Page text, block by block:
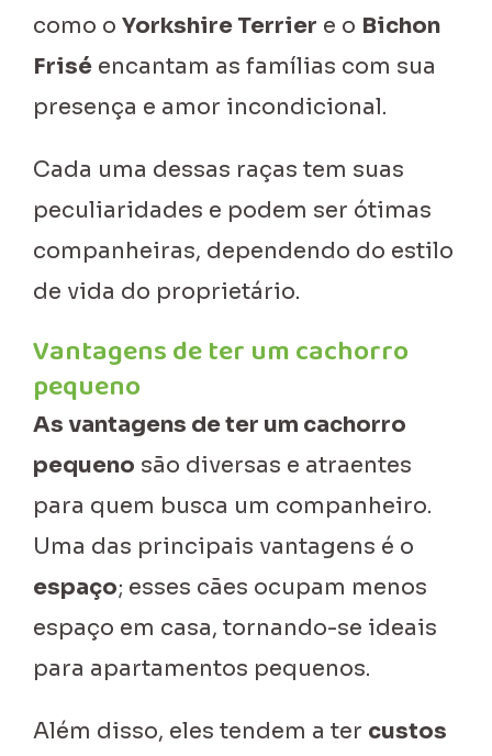
como o Yorkshire Terrier e o Bichon
Frisé encantam as famílias com sua
presença e amor incondicional.
Cada uma dessas raças tem suas
peculiaridades e podem ser ótimas
companheiras, dependendo do estilo
de vida do proprietário.
Vantagens de ter um cachorro
pequeno
As vantagens de ter um cachorro
pequeno são diversas e atraentes
para quem busca um companheiro.
Uma das principais vantagens é o
espaço; esses cães ocupam menos
espaço em casa, tornando-se ideais
para apartamentos pequenos.
Além disso, eles tendem a ter custos